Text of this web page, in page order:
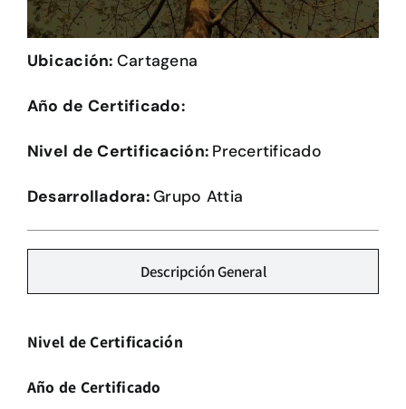
Herramientas
Credenciales
Ubicación: Cartagena
Año de Certificado:
Nivel de Certificación: Precertificado
Desarrolladora:Grupo Attia
Descripción General
Nivel de Certificación
Año de Certificado